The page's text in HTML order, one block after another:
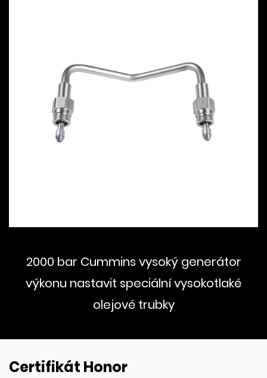
2000 bar Cummins vysoký generátor
výkonu nastavit speciální vysokotlaké
olejové trubky
Certifikát Honor